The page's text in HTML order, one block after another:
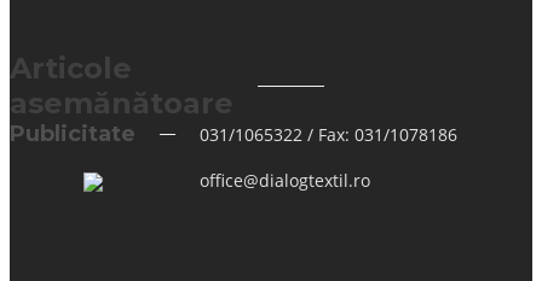
Articole
asemănătoare
Publicitate
031/1065322 / Fax: 031/1078186
office@dialogtextil.ro